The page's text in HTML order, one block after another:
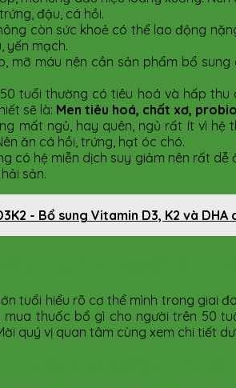
đậu, cá hồi.
còn sức khoẻ có thể lao động
yến mạch.
mỡ máu nên cần sản phẩm bổ sung
tuổi thường có tiêu hoá và hấp
sẽ là: Men tiêu hoá, chất xơ,
mất ngủ, hay quên, ngủ rất ít vì
ăn cá hồi, trứng, hạt óc chó.
có hệ miễn dịch suy giảm nên rất
sản.
- Bổ sung Vitamin D3, K2 và DHA
tuổi hiểu rõ cơ thể mình trong giai
thuốc bổ gì cho người trên 50
quý vị quan tâm cùng xem chi tiết